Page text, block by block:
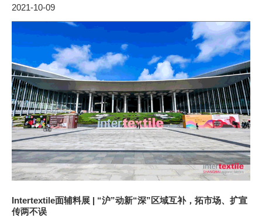
2021-10-09
Intertextile面辅料展 | “沪”动新“深”区域互补，拓市场、扩宣
传两不误